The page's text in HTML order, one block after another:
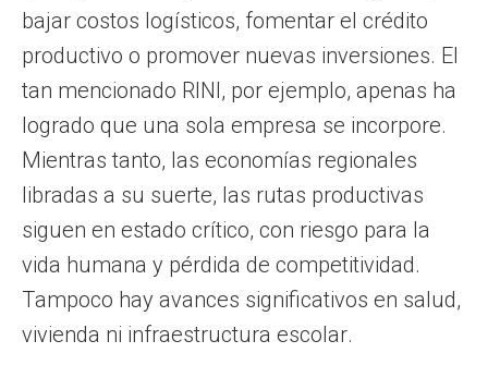
bajar costos logísticos, fomentar el crédito
productivo o promover nuevas inversiones. El
tan mencionado RINI, por ejemplo, apenas ha
logrado que una sola empresa se incorpore.
Mientras tanto, las economías regionales
libradas a su suerte, las rutas productivas
siguen en estado crítico, con riesgo para la
vida humana y pérdida de competitividad.
Tampoco hay avances significativos en salud,
vivienda ni infraestructura escolar.